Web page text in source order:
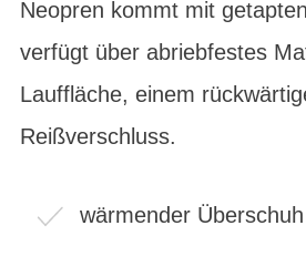
Neopren kommt mit
verfügt über abriebfestes
Lauffläche, einem
Reißverschluss.
wärmender